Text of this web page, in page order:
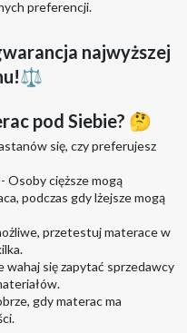
preferencji.
najwyższej
pod Siebie? 🤔
się, czy preferujesz
- Osoby cięższe mogą
podczas gdy lżejsze mogą
przetestuj materace w
wahaj się zapytać sprzedawcy
gdy materac ma